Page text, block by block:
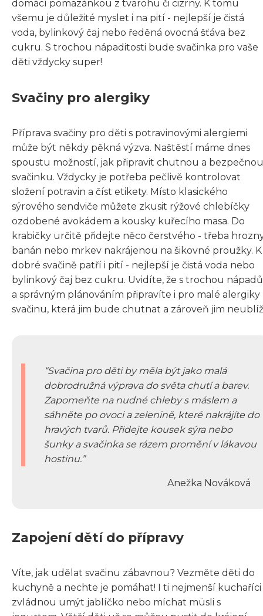
domácí pomazánkou z tvarohu či cizrny. K tomu
všemu je důležité myslet i na pití - nejlepší je čistá
voda, bylinkový čaj nebo ředěná ovocná šťáva bez
cukru. S trochou nápaditosti bude svačinka pro vaše
děti vždycky super!
Svačiny pro alergiky
Příprava svačiny pro děti s potravinovými alergiemi
může být někdy pěkná výzva. Naštěstí máme dnes
spoustu možností, jak připravit chutnou a bezpečnou
svačinku. Vždycky je potřeba pečlivě kontrolovat
složení potravin a číst etikety. Místo klasického
sýrového sendviče můžete zkusit rýžové chlebíčky
ozdobené avokádem a kousky kuřecího masa. Do
krabičky určitě přidejte něco čerstvého - třeba
banán nebo mrkev nakrájenou na šikovné proužky. K
dobré svačině patří i pití - nejlepší je čistá voda nebo
bylinkový čaj bez cukru. Uvidíte, že s trochou nápadů
a správným plánováním připravíte i pro malé alergiky
svačinu, která jim bude chutnat a zároveň jim
Svačina pro děti by měla být jako malá
dobrodružná výprava do světa chutí a barev.
Zapomeňte na nudné chleby s máslem a
sáhněte po ovoci a zelenině, které nakrájíte do
hravých tvarů. Přidejte kousek sýra nebo
šunky a svačinka se rázem promění v lákavou
hostinu.
Anežka Nováková
Zapojení dětí do přípravy
Víte, jak udělat svačinu zábavnou? Vezměte děti do
kuchyně a nechte je pomáhat! I ti nejmenší kuchaříci
zvládnou umýt jablíčko nebo míchat müsli s